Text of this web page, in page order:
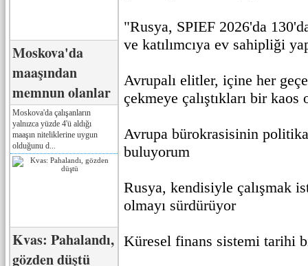
Moskova'da
maaşından
memnun olanlar
Moskova'da çalışanların
yalnızca yüzde 4'ü aldığı
maaşın niteliklerine uygun
olduğunu d...
Kvas: Pahalandı,
gözden düştü
"Rusya, SPIEF 2026'da
ve katılımcıya ev sahipliği
Avrupalı elitler, içine her
çekmeye çalıştıkları bir kaos
Avrupa bürokrasisinin
buluyorum
Rusya, kendisiyle çalışmak
olmayı sürdürüyor
Küresel finans sistemi tarihi